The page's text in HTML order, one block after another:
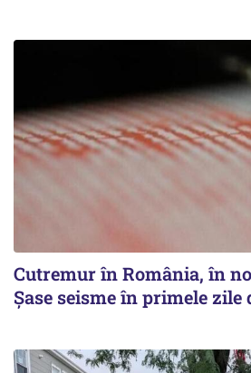
Cutremur în România, în
Șase seisme în primele zile